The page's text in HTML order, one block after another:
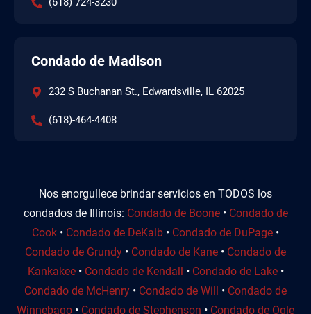
Condado de Madison
232 S Buchanan St., Edwardsville, IL 62025
(618)-464-4408
Nos enorgullece brindar servicios en TODOS los
condados de Illinois: Condado de Boone• Condado de
Cook • Condado de DeKalb • Condado de DuPage •
Condado de Grundy • Condado de Kane • Condado de
Kankakee• Condado de Kendall • Condado de Lake•
Condado de McHenry • Condado de Will • Condado de
Winnebago • Condado de Stephenson • Condado de Ogle